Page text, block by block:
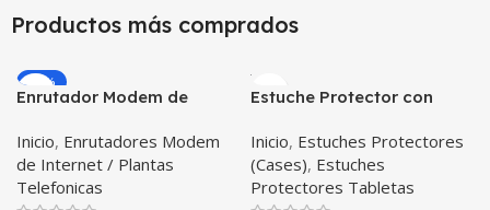
20 × 20 × 20 cm
Productos más comprados
-20%
Enrutador Modem de
Libre Todo Operador 4G
LTE SIMCARD
Inicio, Enrutadores Modem
de Internet / Plantas
Telefonicas
Estuche Protector con
Tablet Samsung Galaxy
Tab A8 10.5 2021 – 2022
SM-x200 SM-x205 Anti
Inicio, Estuches Protectores
(Cases), Estuches
Protectores Tabletas